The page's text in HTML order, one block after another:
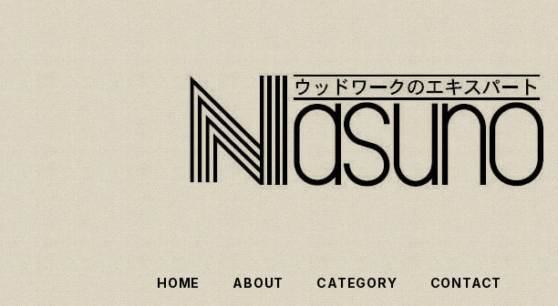
HOME ABOUT CATEGORY CONTACT